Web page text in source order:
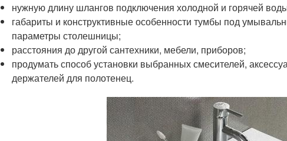
нужную длину шлангов подключения холодной и горячей
габариты и конструктивные особенности тумбы под
параметры столешницы;
расстояния до другой сантехники, мебели, приборов;
продумать способ установки выбранных смесителей,
держателей для полотенец.